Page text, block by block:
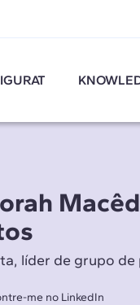
líder de grupo de
me no LinkedIn